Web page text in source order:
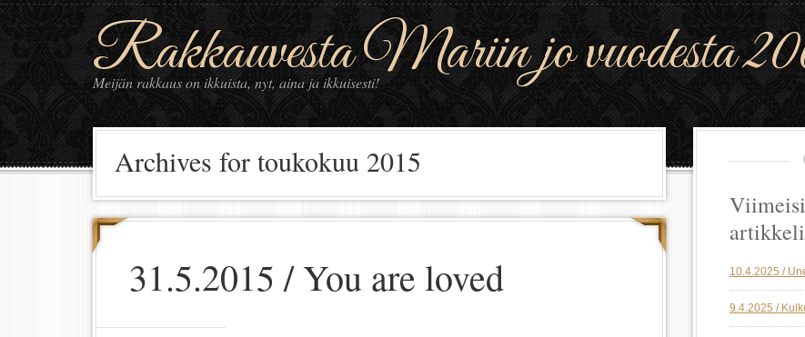
Rakkauvesta Mariin jo vuodesta
Meijän rakkaus on ikkuista, nyt, aina ja ikkuisesti!
Archives for toukokuu 2015
31.5.2015 / You are loved 10.4.2025 /
9.4.2025 /